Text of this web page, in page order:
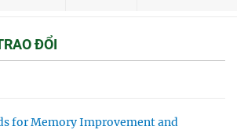
ĐỔI
for Memory Improvement and